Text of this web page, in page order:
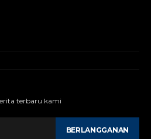
terbaru kami
BERLANGGANAN